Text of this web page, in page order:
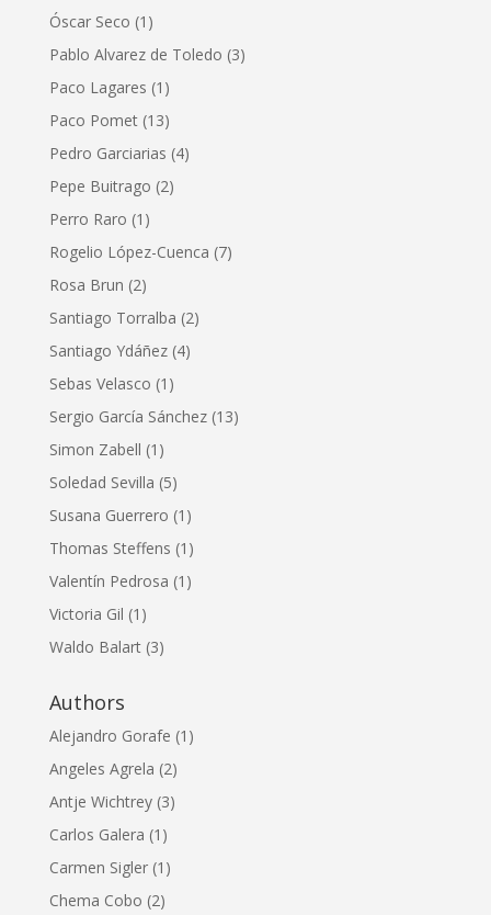
Óscar Seco (1)
Pablo Alvarez de Toledo (3)
Paco Lagares (1)
Paco Pomet (13)
Pedro Garciarias (4)
Pepe Buitrago (2)
Perro Raro (1)
Rogelio López-Cuenca (7)
Rosa Brun (2)
Santiago Torralba (2)
Santiago Ydáñez (4)
Sebas Velasco (1)
Sergio García Sánchez (13)
Simon Zabell (1)
Soledad Sevilla (5)
Susana Guerrero (1)
Thomas Steffens (1)
Valentín Pedrosa (1)
Victoria Gil (1)
Waldo Balart (3)
Authors
Alejandro Gorafe (1)
Angeles Agrela (2)
Antje Wichtrey (3)
Carlos Galera (1)
Carmen Sigler (1)
Chema Cobo (2)